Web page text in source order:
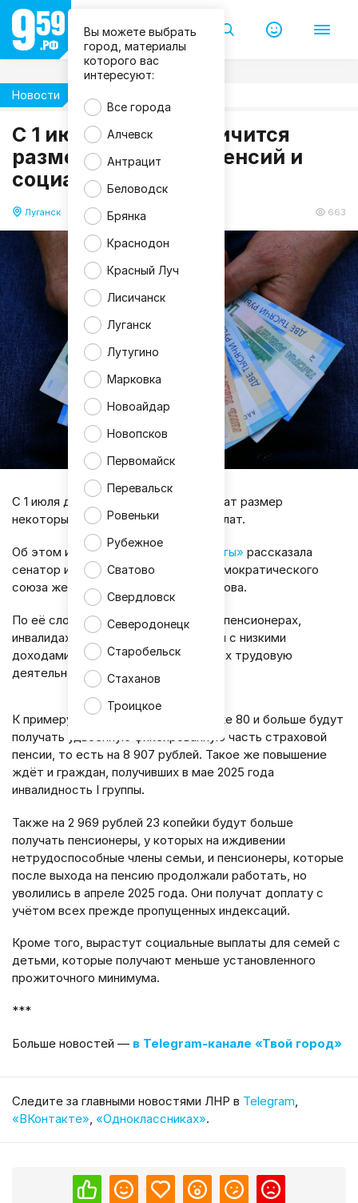
Вы можете выбрать
город, материалы
которого вас
интересуют:
Все города
Алчевск
Антрацит
Беловодск
Брянка
Краснодон
Красный Луч
Лисичанск
Луганск
Лутугино
Марковка
Новоайдар
Новопсков
Первомайск
Перевальск
Ровеньки
Рубежное
Сватово
Свердловск
Северодонецк
Старобельск
Стаханов
Троицкое
Новости
C 1 июня в ЛНР увеличится
размер некоторых пенсий и
социальных выплат
Луганск 02.06.2025 09:52 663
С 1 июля для граждан России увеличат размер
некоторых пенсий и социальных выплат.
Об этом изданию « Аргументы и факты» рассказала
сенатор и председатель социал-демократического
союза женщин России Ольга Епифанова.
По её словам, речь идёт о пожилых пенсионерах,
инвалидах I группы, семьях с детьми с низкими
доходами и пенсионерах, окончивших трудовую
деятельность.
К примеру, пенсионеры, которым уже 80 и больше будут
получать удвоенную фиксированную часть страховой
пенсии, то есть на 8 907 рублей. Такое же повышение
ждёт и граждан, получивших в мае 2025 года
инвалидность I группы.
Также на 2 969 рублей 23 копейки будут больше
получать пенсионеры, у которых на иждивении
нетрудоспособные члены семьи, и пенсионеры, которые
после выхода на пенсию продолжали работать, но
уволились в апреле 2025 года. Они получат доплату с
учётом всех прежде пропущенных индексаций.
Кроме того, вырастут социальные выплаты для семей с
детьми, которые получают меньше установленного
прожиточного минимума.
***
Больше новостей — в Telegram-канале «Твой город»
Cледите за главными новостями ЛНР в Telegram
«ВКонтакте» «Одноклассниках».